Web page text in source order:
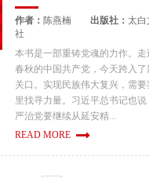
作者： 陈燕楠 出版社： 太白
社
本书是一部重铸党魂的力作。走
春秋的中国共产党，今天跨入了
关口。实现民族伟大复兴，需
里找寻力量。习近平总书记也说
严治党要继续从延安精...
READ MORE